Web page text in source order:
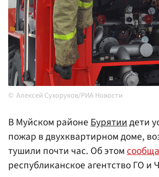
Алексей Сухоруков/РИА Новости
В Муйском районеБурятиидети
пожар в двухквартирном доме,
тушили почти час. Об этом
республиканское агентство ГО и